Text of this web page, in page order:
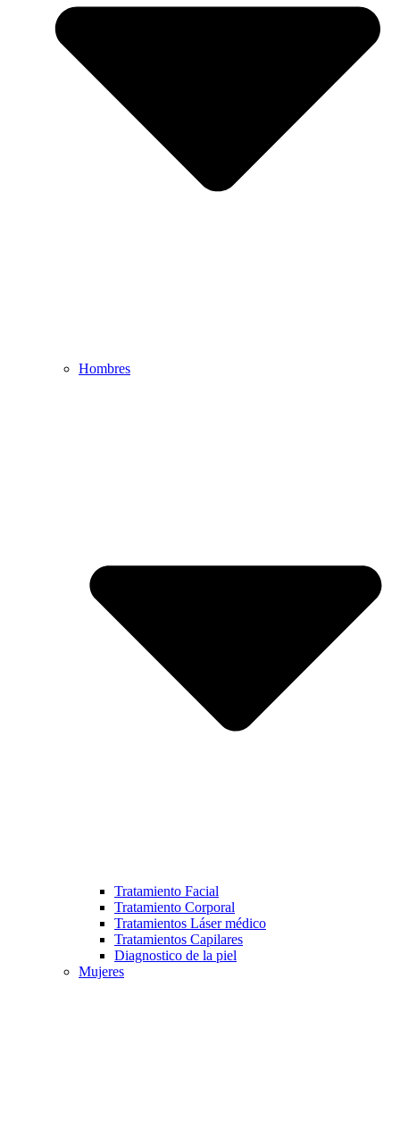
Hombres
Tratamiento Facial
Tratamiento Corporal
Tratamientos Láser médico
Tratamientos Capilares
Diagnostico de la piel
Mujeres